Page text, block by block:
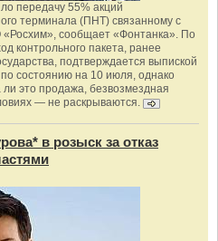
передачу 55% акций
терминала (ПНТ) связанному с
«Росхим», сообщает «Фонтанка». По
контрольного пакета, ранее
подтверждается выпиской
состоянию на 10 июля, однако
это продажа, безвозмездная
— не раскрываются.
в розыск за отказ